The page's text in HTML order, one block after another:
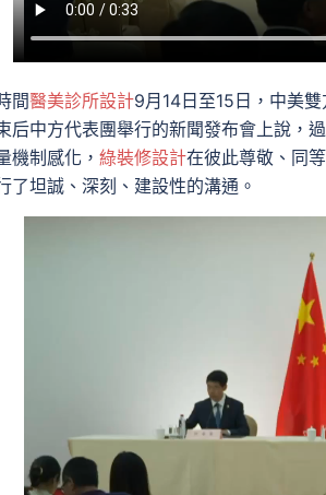
間醫美診所設計9月14日至15日，中美
后中方代表團舉行的新聞發布會上說，
機制感化， 綠裝修設計在彼此尊敬、同
了坦誠、深刻、建設性的溝通。